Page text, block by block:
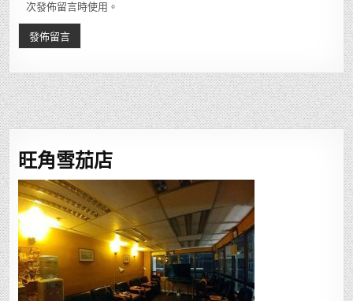
次發佈留言時使用。
旺角雪茄店